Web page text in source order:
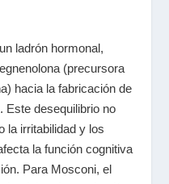
ladrón hormonal,
(precursora
hacia la fabricación de
Este desequilibrio no
la irritabilidad y los
la función cognitiva
Para Mosconi, el